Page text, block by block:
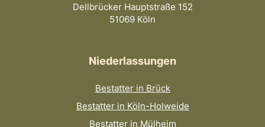
Dellbrücker Hauptstraße 152
51069 Köln
Niederlassungen
Bestatter in Brück
Bestatter in Köln-Holweide
Bestatter in Mülheim